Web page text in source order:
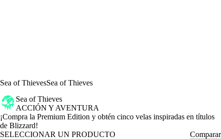
Sea of ThievesSea of Thieves
Sea of Thieves
ACCIÓN Y AVENTURA
Product Notification
¡Compra la Premium Edition y obtén cinco velas inspiradas en títulos
de Blizzard!
SELECCIONAR UN PRODUCTO
Comparar